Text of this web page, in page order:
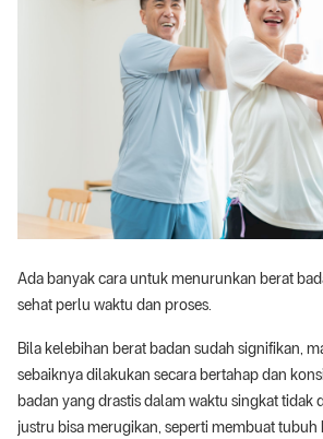
Ada banyak cara untuk menurunkan berat
sehat perlu waktu dan proses.
Bila kelebihan berat badan sudah signifikan,
sebaiknya dilakukan secara bertahap dan
badan yang drastis dalam waktu singkat tidak
justru bisa merugikan, seperti membuat tubuh